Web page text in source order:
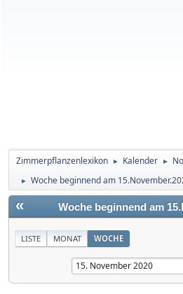
Zimmerpflanzenlexikon ► Kalender ►
► Woche beginnend am
« Woche beginnend am
LISTE MONAT WOCHE